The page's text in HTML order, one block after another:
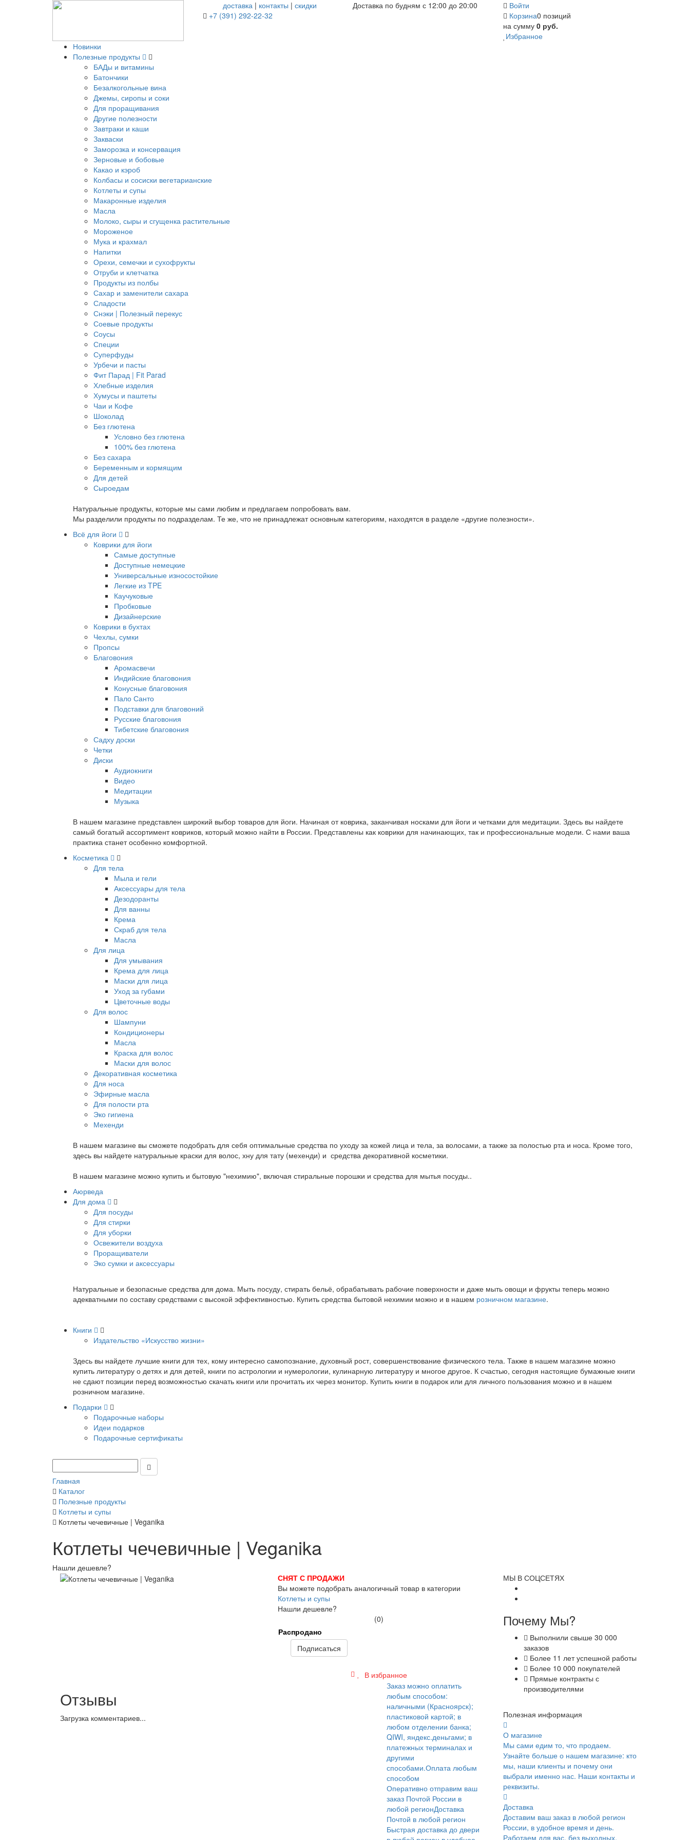
доставка | контакты |скидки
+7 (391) 292-22-32
Доставка по будням с 12:00 до 20:00
Войти
Корзина0 позиций
на сумму 0 руб.
Избранное
Новинки
Полезные продукты
БАДы и витамины
Батончики
Безалкогольные вина
Джемы, сиропы и соки
Для проращивания
Другие полезности
Завтраки и каши
Закваски
Заморозка и консервация
Зерновые и бобовые
Какао и кэроб
Колбасы и сосиски вегетарианские
Котлеты и супы
Макаронные изделия
Масла
Молоко, сыры и сгущенка растительные
Мороженое
Мука и крахмал
Напитки
Орехи, семечки и сухофрукты
Отруби и клетчатка
Продукты из полбы
Сахар и заменители сахара
Сладости
Снэки | Полезный перекус
Соевые продукты
Соусы
Специи
Суперфуды
Урбечи и пасты
Фит Парад | Fit Parad
Хлебные изделия
Хумусы и паштеты
Чаи и Кофе
Шоколад
Без глютена
Условно без глютена
100% без глютена
Без сахара
Беременным и кормящим
Для детей
Сыроедам
Натуральные продукты, которые мы сами любим и предлагаем попробовать вам.
Мы разделили продукты по подразделам. Те же, что не принадлежат основным категориям, находятся в разделе «другие полезности».
Всё для йоги
Коврики для йоги
Самые доступные
Доступные немецкие
Универсальные износостойкие
Легкие из TPE
Каучуковые
Пробковые
Дизайнерские
Коврики в бухтах
Чехлы, сумки
Пропсы
Благовония
Аромасвечи
Индийские благовония
Конусные благовония
Пало Санто
Подставки для благовоний
Русские благовония
Тибетские благовония
Садху доски
Четки
Диски
Аудиокниги
Видео
Медитации
Музыка
В нашем магазине представлен широкий выбор товаров для йоги. Начиная от коврика, заканчивая носками для йоги и четками для медитации. Здесь вы найдете
самый богатый ассортимент ковриков, который можно найти в России. Представлены как коврики для начинающих, так и профессиональные модели. С нами ваша
практика станет особенно комфортной.
Косметика
Для тела
Мыла и гели
Аксессуары для тела
Дезодоранты
Для ванны
Крема
Скраб для тела
Масла
Для лица
Для умывания
Крема для лица
Маски для лица
Уход за губами
Цветочные воды
Для волос
Шампуни
Кондиционеры
Масла
Краска для волос
Маски для волос
Декоративная косметика
Для носа
Эфирные масла
Для полости рта
Эко гигиена
Мехенди
В нашем магазине вы сможете подобрать для себя оптимальные средства по уходу за кожей лица и тела, за волосами, а также за полостью рта и носа. Кроме того,
здесь вы найдете натуральные краски для волос, хну для тату (мехенди) и средства декоративной косметики.
В нашем магазине можно купить и бытовую "нехимию", включая стиральные порошки и средства для мытья посуды..
Аюрведа
Для дома
Для посуды
Для стирки
Для уборки
Освежители воздуха
Проращиватели
Эко сумки и аксессуары
Натуральные и безопасные средства для дома. Мыть посуду, стирать бельё, обрабатывать рабочие поверхности и даже мыть овощи и фрукты теперь можно
адекватными по составу средствами с высокой эффективностью. Купить средства бытовой нехимии можно и в нашем розничном магазине.
Книги
Издательство «Искусство жизни»
Здесь вы найдете лучшие книги для тех, кому интересно самопознание, духовный рост, совершенствование физического тела. Также в нашем магазине можно
купить литературу о детях и для детей, книги по астрологии и нумерологии, кулинарную литературу и многое другое. К счастью, сегодня настоящие бумажные книги
не сдают позиции перед возможностью скачать книги или прочитать их через монитор. Купить книги в подарок или для личного пользования можно и в нашем
розничном магазине.
Подарки
Подарочные наборы
Идеи подарков
Подарочные сертификаты
Главная
Каталог
Полезные продукты
Котлеты и супы
Котлеты чечевичные | Veganika
Котлеты чечевичные | Veganika
Нашли дешевле?
СНЯТ С ПРОДАЖИ
Вы можете подобрать аналогичный товар в категории
Котлеты и супы
Нашли дешевле?
(0)
Распродано
Подписаться
В избранное
Отзывы
Загрузка комментариев...
Заказ можно оплатить
любым способом:
наличными (Красноярск);
пластиковой картой; в
любом отделении банка;
QIWI, яндекс.деньгами; в
платежных терминалах и
другими
способами.Оплата любым
способом
Оперативно отправим ваш
заказ Почтой России в
любой регионДоставка
Почтой в любой регион
Быстрая доставка до двери
МЫ В СОЦСЕТЯХ
Почему Мы?
Выполнили свыше 30 000
заказов
Более 11 лет успешной работы
Более 10 000 покупателей
Прямые контракты с
производителями
Полезная информация
О магазине
Мы сами едим то, что продаем.
Узнайте больше о нашем магазине: кто
мы, наши клиенты и почему они
выбрали именно нас. Наши контакты и
реквизиты.
Доставка
Доставим ваш заказ в любой регион
России, в удобное время и день.
Работаем для вас, без выходных.